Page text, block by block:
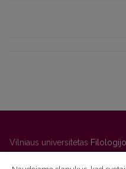
Vilniaus universitetas
01131 Vilnius